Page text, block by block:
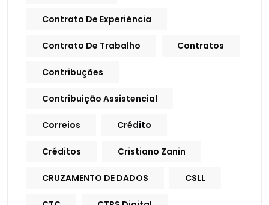
Contrato De Experiência
Contrato De Trabalho Contratos
Contribuções
Contribuição Assistencial
Correios Crédito
Créditos Cristiano Zanin
CRUZAMENTO DE DADOS CSLL